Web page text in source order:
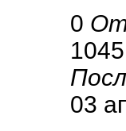
0
1045
03